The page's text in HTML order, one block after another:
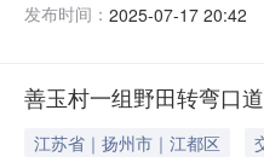
别--登记日期2025-
发布时间： 2025-07-17 20:42
善玉村一组野田转弯口
江苏省｜扬州市｜江都区